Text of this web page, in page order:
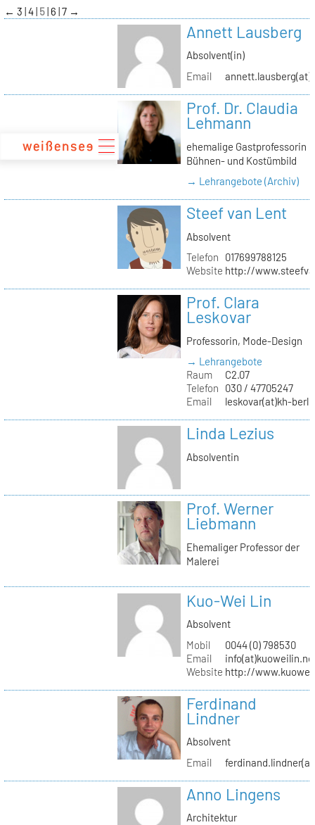
zum
Inhalt
← 3 4 5 6 7 →
Annett Lausberg
Absolvent(in)
Email
Prof. Dr. Claudia
Lehmann
ehemalige Gastprofessorin
Bühnen- und Kostümbild
→ Lehrangebote (Archiv)
Steef van Lent
Absolvent
Telefon
017699788125
Website http://
Prof. Clara
Leskovar
Professorin, Mode-Design
→ Lehrangebote
Raum
C2.07
Telefon
030 / 47705247
Email
leskovar(at)kh-
Linda Lezius
Absolventin
Prof. Werner
Liebmann
Ehemaliger Professor der
Malerei
Kuo-Wei Lin
Absolvent
Mobil
0044 (0) 798530
Email
Website http://
Ferdinand
Lindner
Absolvent
Email
Anno Lingens
Architektur